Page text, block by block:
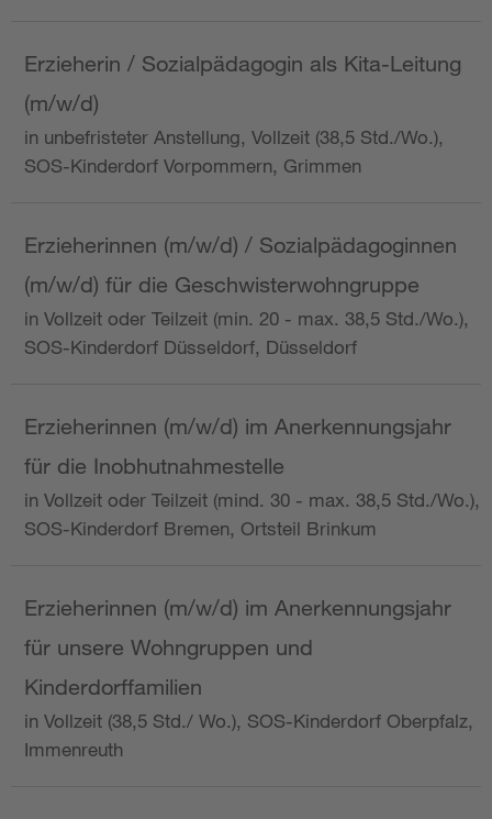
Erzieherin / Sozialpädagogin als Kita-Leitung
(m/w/d)
in unbefristeter Anstellung, Vollzeit (38,5 Std./Wo.),
SOS-Kinderdorf Vorpommern, Grimmen
Erzieherinnen (m/w/d) / Sozialpädagoginnen
(m/w/d) für die Geschwisterwohngruppe
in Vollzeit oder Teilzeit (min. 20 - max. 38,5 Std./Wo.),
SOS-Kinderdorf Düsseldorf, Düsseldorf
Erzieherinnen (m/w/d) im Anerkennungsjahr
für die Inobhutnahmestelle
in Vollzeit oder Teilzeit (mind. 30 - max. 38,5 Std./Wo.),
SOS-Kinderdorf Bremen, Ortsteil Brinkum
Erzieherinnen (m/w/d) im Anerkennungsjahr
für unsere Wohngruppen und
Kinderdorffamilien
in Vollzeit (38,5 Std./ Wo.), SOS-Kinderdorf Oberpfalz,
Immenreuth